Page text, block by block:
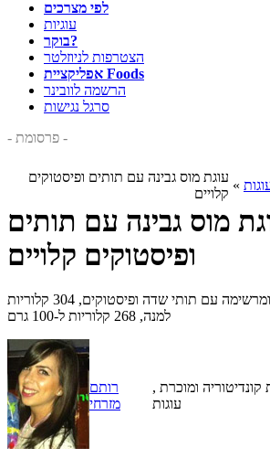
לפי מצרכים
עוגיות
בוקר?
הצטרפות לניוזלטר
אפליקציית Foods
הרשמה לוובינר
סרגל נגישות
- פרסומת -
»
עוגת מוס גבינה עם תותים ופיסטוקים
קלויים
מוס גבינה עם תותים
ופיסטוקים קלויים
עוגת מוס גבינה קרה ומרשימה עם תותי שדה ופיסטוקים, 304 קלוריות
למנה, 268 קלוריות ל-100 גרם
רותם
מזרחי
, חובבת קונדיטוריה ומוכרת
עוגות